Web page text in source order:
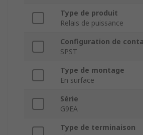
Type de produit
Relais de puissance
Configuration de
SPST
Type de montage
En surface
Série
G9EA
Type de terminaison